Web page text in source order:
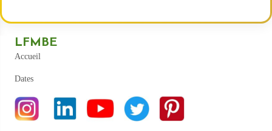
LFMBE
Accueil
Dates